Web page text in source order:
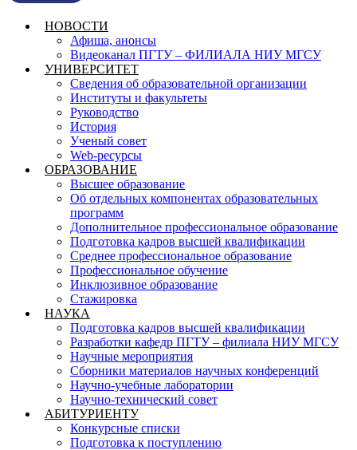
НОВОСТИ
Афиша, анонсы
Видеоканал ПГТУ – ФИЛИАЛА НИУ МГСУ
УНИВЕРСИТЕТ
Сведения об образовательной организации
Институты и факультеты
Руководство
История
Ученый совет
Web-ресурсы
ОБРАЗОВАНИЕ
Высшее образование
Об отдельных компонентах образовательных
программ
Дополнительное профессиональное образование
Подготовка кадров высшей квалификации
Среднее профессиональное образование
Профессиональное обучение
Инклюзивное образование
Стажировка
НАУКА
Подготовка кадров высшей квалификации
Разработки кафедр ПГТУ – филиала НИУ МГСУ
Научные мероприятия
Сборники материалов научных конференций
Научно-учебные лаборатории
Научно-технический совет
АБИТУРИЕНТУ
Конкурсные списки
Подготовка к поступлению